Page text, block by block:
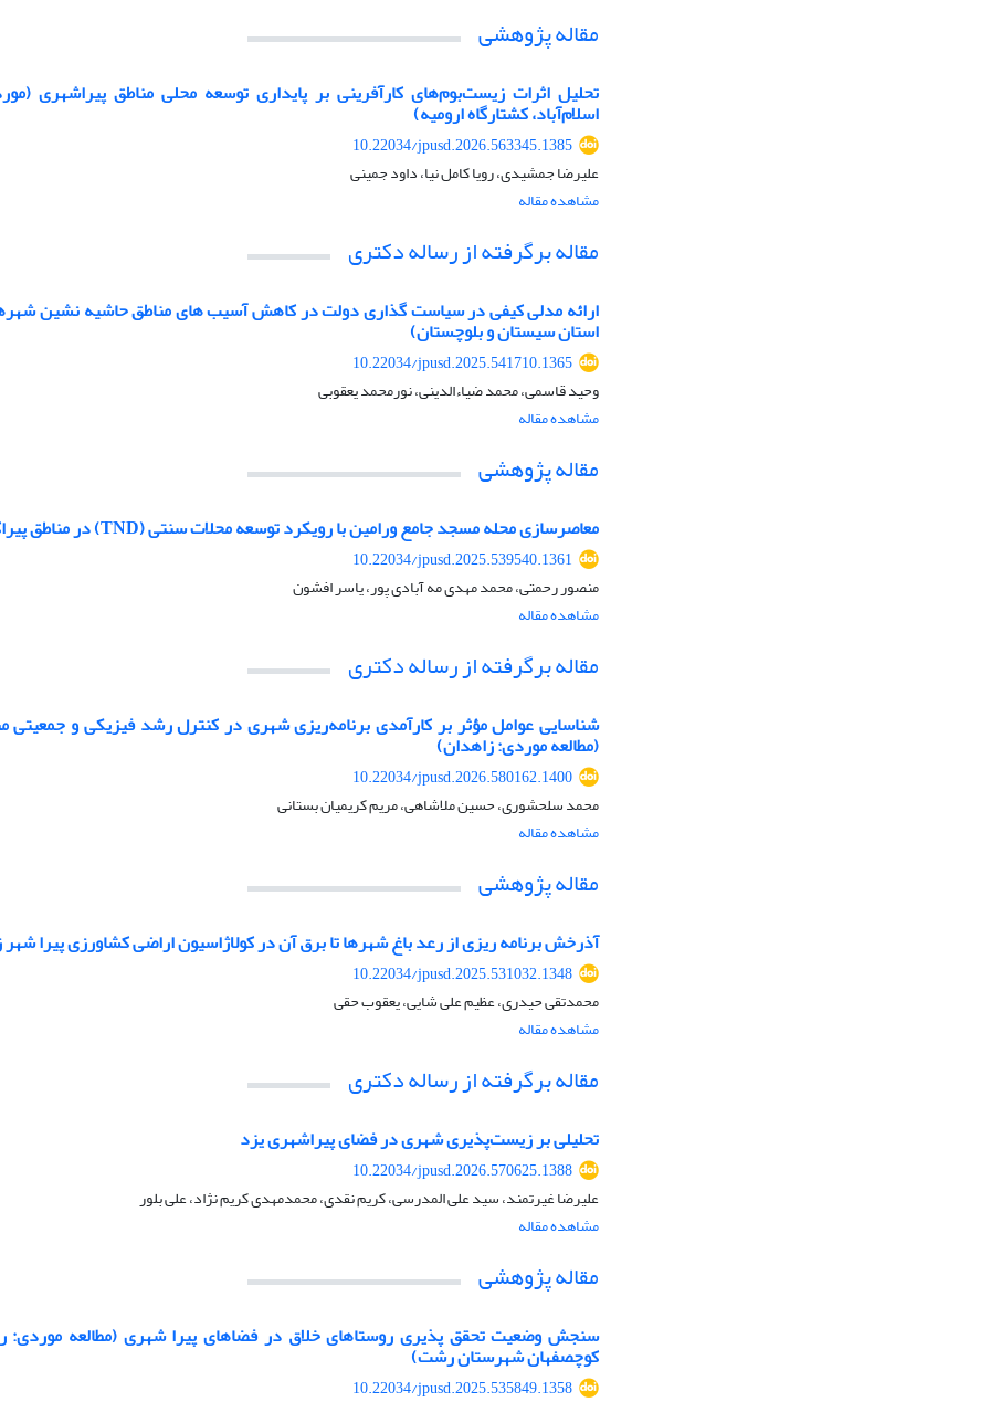
مقاله پژوهشی
تحلیل اثرات زیست‌بوم‌های کارآفرینی بر پایداری توسعه محلی مناطق پیراشهری
اسلام‌آباد، کشتارگاه ارومیه)
10.22034/jpusd.2026.563345.1385
علیرضا جمشیدی، رویا کامل نیا، داود جمینی
مشاهده مقاله
مقاله برگرفته از رساله دکتری
ارائه مدلی کیفی در سیاست گذاری دولت در کاهش آسیب های مناطق حاشیه نشین
استان سیستان و بلوچستان)
10.22034/jpusd.2025.541710.1365
وحید قاسمی، محمد ضیاءالدینی، نورمحمد یعقوبی
مشاهده مقاله
مقاله پژوهشی
معاصرسازی محله مسجد جامع ورامین با رویکرد توسعه محلات سنتی (TND) در مناطق پیراکلانشهری
10.22034/jpusd.2025.539540.1361
منصور رحمتی، محمد مهدی مه آبادی پور، یاسر افشون
مشاهده مقاله
مقاله برگرفته از رساله دکتری
شناسایی عوامل مؤثر بر کارآمدی برنامه‌ریزی شهری در کنترل رشد فیزیکی و جمعیتی
(مطالعه موردی: زاهدان)
10.22034/jpusd.2026.580162.1400
محمد سلحشوری، حسین ملاشاهی، مریم کریمیان بستانی
مشاهده مقاله
مقاله پژوهشی
آذرخش برنامه ریزی از رعد باغ شهرها تا برق آن در کولاژاسیون اراضی کشاورزی پیرا شهر
10.22034/jpusd.2025.531032.1348
محمدتقی حیدری، عظیم علی شایی، یعقوب حقی
مشاهده مقاله
مقاله برگرفته از رساله دکتری
تحلیلی بر زیست‌پذیری شهری در فضای پیراشهری یزد
10.22034/jpusd.2026.570625.1388
علیرضا غیرتمند، سید علی المدرسی، کریم نقدی، محمدمهدی کریم نژاد، علی بلور
مشاهده مقاله
مقاله پژوهشی
سنجش وضعیت تحقق پذیری روستاهای خلاق در فضاهای پیرا شهری (مطالعه
کوچصفهان شهرستان رشت)
10.22034/jpusd.2025.535849.1358